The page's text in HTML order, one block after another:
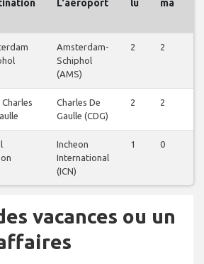
L'aéroport lu ma
Amsterdam-
Schiphol
(AMS)
2 2
Charles De
Gaulle (CDG)
2 2
Incheon
International
(ICN)
1 0
vacances ou un